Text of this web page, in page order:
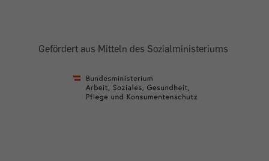
Gefördert aus Mitteln des Sozialministeriums